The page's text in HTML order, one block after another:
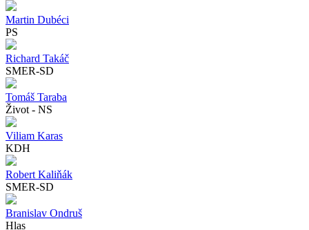
Martin Dubéci
PS
Richard Takáč
SMER-SD
Tomáš Taraba
Život - NS
Viliam Karas
KDH
Robert Kaliňák
SMER-SD
Branislav Ondruš
Hlas